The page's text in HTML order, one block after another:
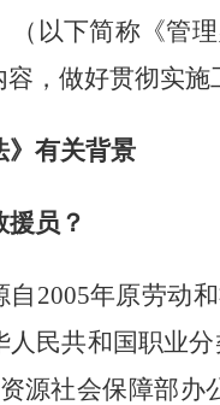
（以下简称《管
，做好贯彻实
》有关背景
援员？
自2005年原劳动
民共和国职业
源社会保障部